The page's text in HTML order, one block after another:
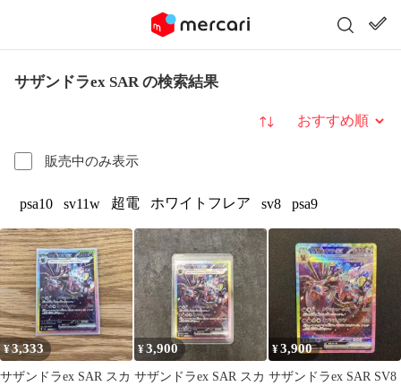
サザンドラex SAR の検索結果
販売中のみ表示
並び替え
psa10 sv11w 超電 ホワイトフレア sv8 psa9
¥3,333
サザンドラex SAR スカ
¥3,900
サザンドラex SAR スカ
¥3,900
サザンドラex SAR SV8